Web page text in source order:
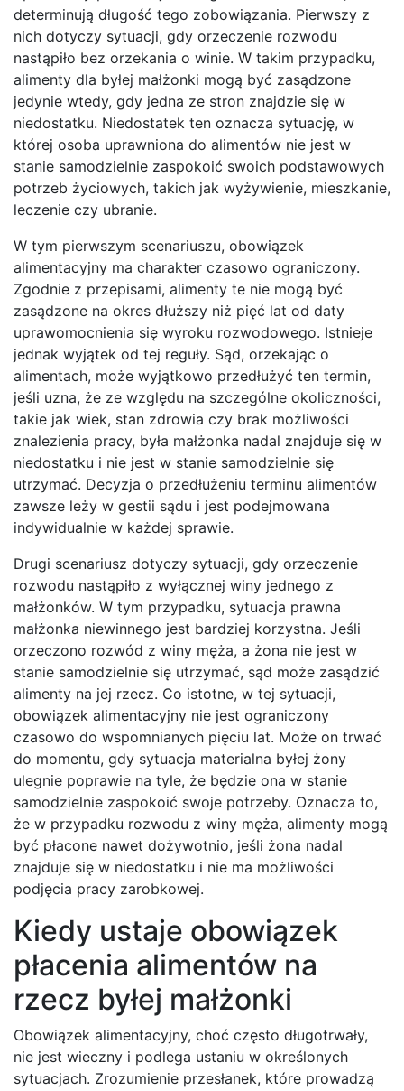
determinują długość tego zobowiązania. Pierwszy z
nich dotyczy sytuacji, gdy orzeczenie rozwodu
nastąpiło bez orzekania o winie. W takim przypadku,
alimenty dla byłej małżonki mogą być zasądzone
jedynie wtedy, gdy jedna ze stron znajdzie się w
niedostatku. Niedostatek ten oznacza sytuację, w
której osoba uprawniona do alimentów nie jest w
stanie samodzielnie zaspokoić swoich podstawowych
potrzeb życiowych, takich jak wyżywienie, mieszkanie,
leczenie czy ubranie.
W tym pierwszym scenariuszu, obowiązek
alimentacyjny ma charakter czasowo ograniczony.
Zgodnie z przepisami, alimenty te nie mogą być
zasądzone na okres dłuższy niż pięć lat od daty
uprawomocnienia się wyroku rozwodowego. Istnieje
jednak wyjątek od tej reguły. Sąd, orzekając o
alimentach, może wyjątkowo przedłużyć ten termin,
jeśli uzna, że ze względu na szczególne okoliczności,
takie jak wiek, stan zdrowia czy brak możliwości
znalezienia pracy, była małżonka nadal znajduje się w
niedostatku i nie jest w stanie samodzielnie się
utrzymać. Decyzja o przedłużeniu terminu alimentów
zawsze leży w gestii sądu i jest podejmowana
indywidualnie w każdej sprawie.
Drugi scenariusz dotyczy sytuacji, gdy orzeczenie
rozwodu nastąpiło z wyłącznej winy jednego z
małżonków. W tym przypadku, sytuacja prawna
małżonka niewinnego jest bardziej korzystna. Jeśli
orzeczono rozwód z winy męża, a żona nie jest w
stanie samodzielnie się utrzymać, sąd może zasądzić
alimenty na jej rzecz. Co istotne, w tej sytuacji,
obowiązek alimentacyjny nie jest ograniczony
czasowo do wspomnianych pięciu lat. Może on trwać
do momentu, gdy sytuacja materialna byłej żony
ulegnie poprawie na tyle, że będzie ona w stanie
samodzielnie zaspokoić swoje potrzeby. Oznacza to,
że w przypadku rozwodu z winy męża, alimenty mogą
być płacone nawet dożywotnio, jeśli żona nadal
znajduje się w niedostatku i nie ma możliwości
podjęcia pracy zarobkowej.
Kiedy ustaje obowiązek
płacenia alimentów na
rzecz byłej małżonki
Obowiązek alimentacyjny, choć często długotrwały,
nie jest wieczny i podlega ustaniu w określonych
sytuacjach. Zrozumienie przesłanek, które prowadzą